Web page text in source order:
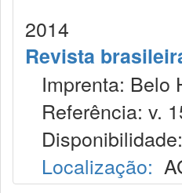
2014
Revista
Imprenta: Belo
Referência: v.
Disponibilidade:
Localização: